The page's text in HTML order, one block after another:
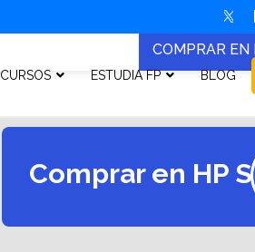
CURSOS ESTUDIA FP BLOG
COMPRAR EN
Comprar en HP